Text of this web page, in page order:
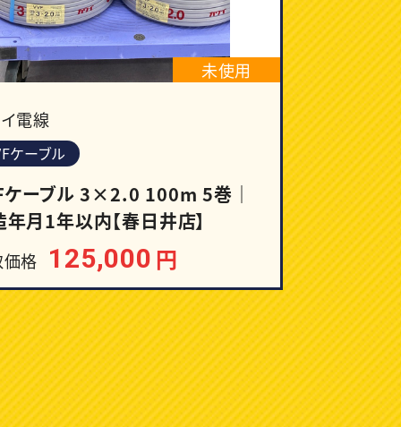
未使用
電線
ケーブル
ケーブル 3×2.0 100m 5巻｜
月1年以内【春日井店】
格 125,000 円